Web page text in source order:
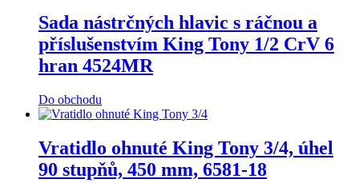
Sada nástrčných hlavic s ráčnou a
příslušenstvím King Tony 1/2 CrV 6
hran 4524MR
Do obchodu
Vratidlo ohnuté King Tony 3/4, úhel
90 stupňů, 450 mm, 6581-18